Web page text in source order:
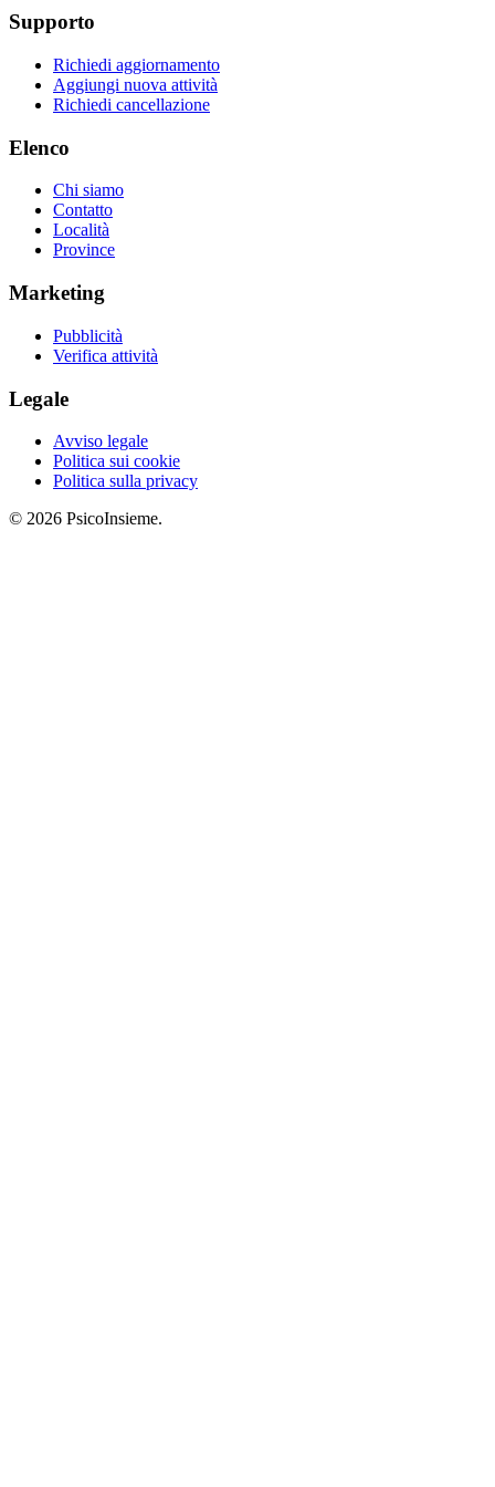
Supporto
Richiedi aggiornamento
Aggiungi nuova attività
Richiedi cancellazione
Elenco
Chi siamo
Contatto
Località
Province
Marketing
Pubblicità
Verifica attività
Legale
Avviso legale
Politica sui cookie
Politica sulla privacy
© 2026 PsicoInsieme.